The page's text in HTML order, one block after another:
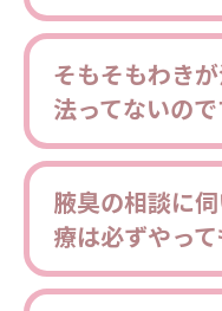
そもそもわき
法ってないので
腋臭の相談に
療は必ずやっ